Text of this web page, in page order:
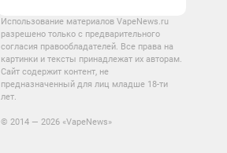
Использование материалов VapeNews.ru
разрешено только с предварительного
согласия правообладателей. Все права на
картинки и тексты принадлежат их авторам.
Сайт содержит контент, не
предназначенный для лиц младше 18-ти
лет.
© 2014 — 2026 «VapeNews»